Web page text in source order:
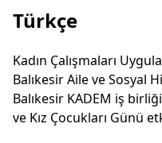
Türkçe
Kadın Çalışmaları
Balıkesir Aile ve Sosyal
Balıkesir KADEM iş
ve Kız Çocukları Günü